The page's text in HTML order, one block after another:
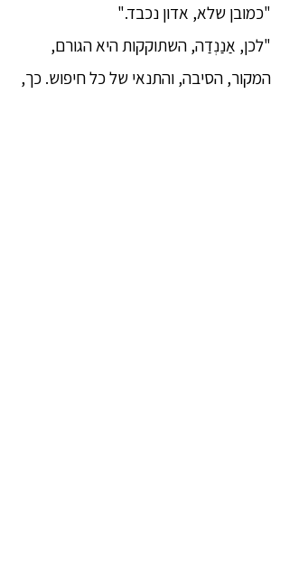
"כמובן שלא, אדון נכבד."
"לכן, אַנַנְדַה, השתוקקות היא הגורם,
המקור, הסיבה, והתנאי של כל חיפוש. כך,